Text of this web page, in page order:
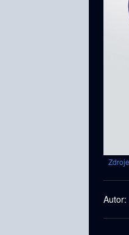
Autor: